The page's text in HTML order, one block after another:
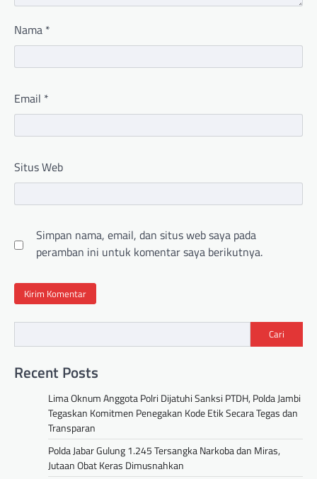
Nama *
Email *
Situs Web
Simpan nama, email, dan situs web saya pada
peramban ini untuk komentar saya berikutnya.
Cari
Recent Posts
Lima Oknum Anggota Polri Dijatuhi Sanksi PTDH, Polda Jambi
Tegaskan Komitmen Penegakan Kode Etik Secara Tegas dan
Transparan
Polda Jabar Gulung 1.245 Tersangka Narkoba dan Miras,
Jutaan Obat Keras Dimusnahkan